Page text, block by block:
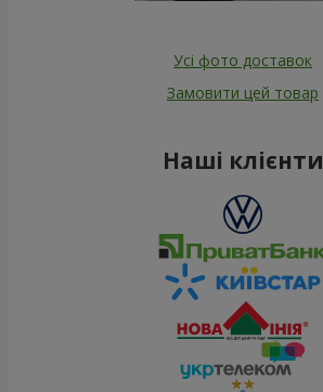
Усі фото доставок
Замовити цей товар
Наші клієнти